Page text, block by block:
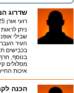
שדרוג
רועי אורן
ניתן
העיר
בכבישים
בנוסף,
מסלולים
איכות
הכנה